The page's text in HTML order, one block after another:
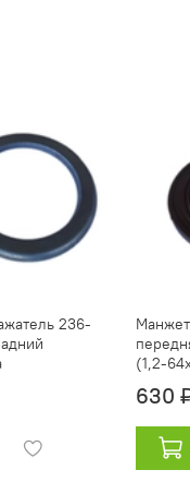
236-
(1,2-
630